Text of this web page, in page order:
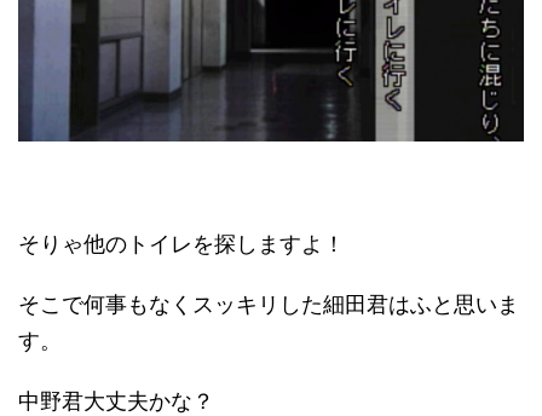
そりゃ他のトイレを探しますよ！
そこで何事もなくスッキリした細田君はふと思いま
す。
中野君大丈夫かな？